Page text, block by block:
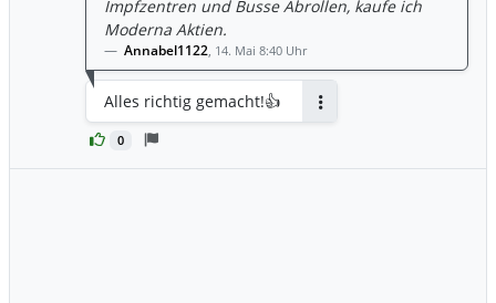
0
Impfzentren und Busse Abrollen, kaufe ich
Moderna Aktien.
Annabel1122, 14. Mai 8:40 Uhr
Alles richtig gemacht!👍